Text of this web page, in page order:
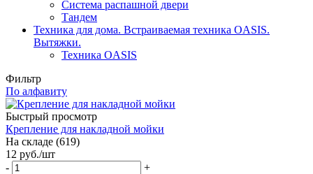
Система распашной двери
Тандем
Техника для дома. Встраиваемая техника OASIS.
Вытяжки.
Техника OASIS
Фильтр
По алфавиту
Быстрый просмотр
Крепление для накладной мойки
На складе (619)
12 руб./шт
-
+